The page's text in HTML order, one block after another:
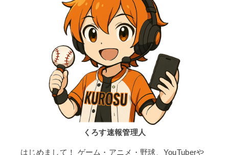
くろす速報管理人
はじめまして！ ゲーム・アニメ・野球、YouTuberや